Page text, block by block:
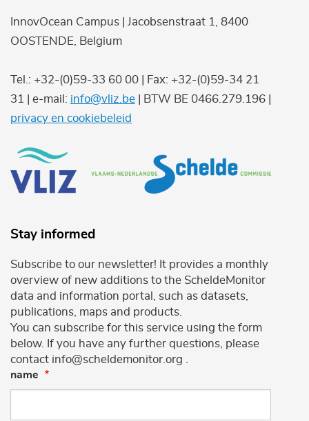
InnovOcean Campus | Jacobsenstraat 1, 8400
OOSTENDE, Belgium
Tel.: +32-(0)59-33 60 00 | Fax: +32-(0)59-34 21
31 | e-mail: info@vliz.be | BTW BE 0466.279.196 |
privacy en cookiebeleid
Stay informed
Subscribe to our newsletter! It provides a monthly
overview of new additions to the ScheldeMonitor
data and information portal, such as datasets,
publications, maps and products.
You can subscribe for this service using the form
below. If you have any further questions, please
contact info@scheldemonitor.org .
name